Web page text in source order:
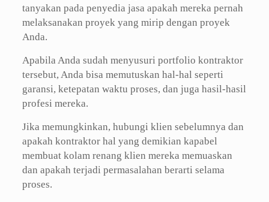
tanyakan pada penyedia jasa apakah mereka pernah
melaksanakan proyek yang mirip dengan proyek
Anda.
Apabila Anda sudah menyusuri portfolio kontraktor
tersebut, Anda bisa memutuskan hal-hal seperti
garansi, ketepatan waktu proses, dan juga hasil-hasil
profesi mereka.
Jika memungkinkan, hubungi klien sebelumnya dan
apakah kontraktor hal yang demikian kapabel
membuat kolam renang klien mereka memuaskan
dan apakah terjadi permasalahan berarti selama
proses.